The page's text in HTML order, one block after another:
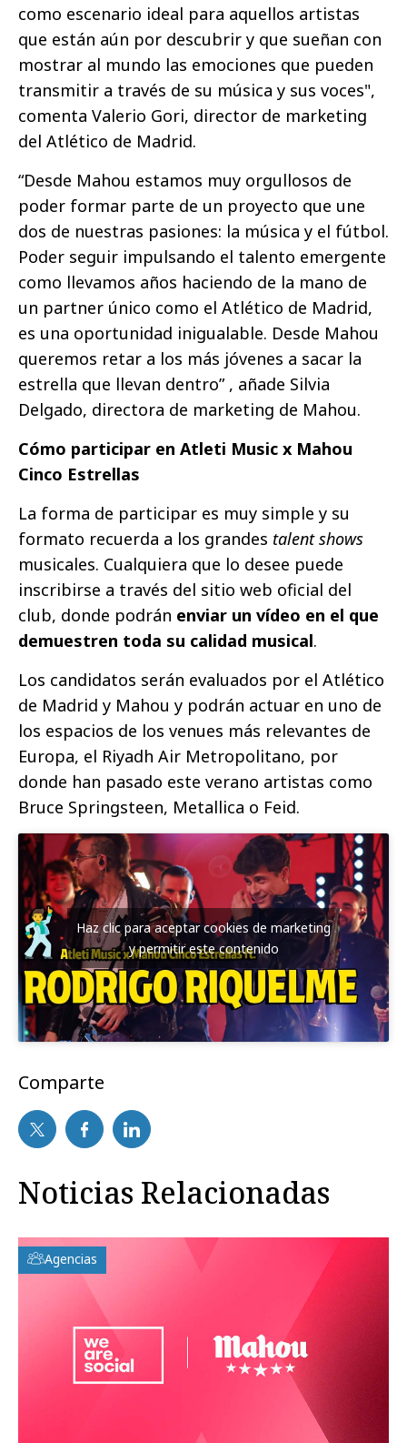
como escenario ideal para aquellos artistas
que están aún por descubrir y que sueñan con
mostrar al mundo las emociones que pueden
transmitir a través de su música y sus voces",
comenta Valerio Gori, director de marketing
del Atlético de Madrid.
“Desde Mahou estamos muy orgullosos de
poder formar parte de un proyecto que une
dos de nuestras pasiones: la música y el fútbol.
Poder seguir impulsando el talento emergente
como llevamos años haciendo de la mano de
un partner único como el Atlético de Madrid,
es una oportunidad inigualable. Desde Mahou
queremos retar a los más jóvenes a sacar la
estrella que llevan dentro” , añade Silvia
Delgado, directora de marketing de Mahou.
Cómo participar en Atleti Music x Mahou
Cinco Estrellas
La forma de participar es muy simple y su
formato recuerda a los grandes talent shows
musicales. Cualquiera que lo desee puede
inscribirse a través del sitio web oficial del
club, donde podrán enviar un vídeo en el que
demuestren toda su calidad musical.
Los candidatos serán evaluados por el Atlético
de Madrid y Mahou y podrán actuar en uno de
los espacios de los venues más relevantes de
Europa, el Riyadh Air Metropolitano, por
donde han pasado este verano artistas como
Bruce Springsteen, Metallica o Feid.
Haz clic para aceptar cookies de marketing
y permitir este contenido
Comparte
Noticias Relacionadas
Agencias